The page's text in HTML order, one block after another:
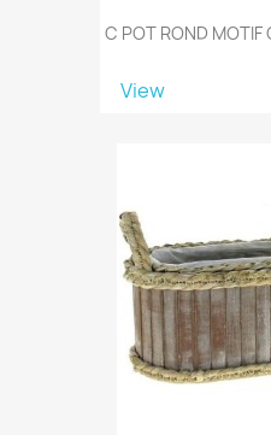
C POT ROND MOTIF
View